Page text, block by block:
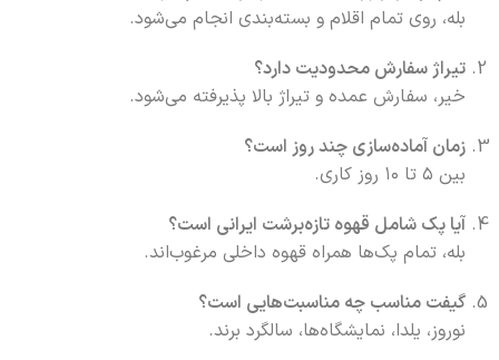
بله، روی تمام اقلام و بسته‌بندی انجام می‌شود.
تیراژ سفارش محدودیت دارد؟
خیر، سفارش عمده و تیراژ بالا پذیرفته می‌شود.
زمان آماده‌سازی چند روز است؟
بین ۵ تا ۱۰ روز کاری.
آیا پک شامل قهوه تازه‌برشت ایرانی است؟
بله، تمام پک‌ها همراه قهوه داخلی مرغوب‌اند.
گیفت مناسب چه مناسبت‌هایی است؟
نوروز، یلدا، نمایشگاه‌ها، سالگرد برند.